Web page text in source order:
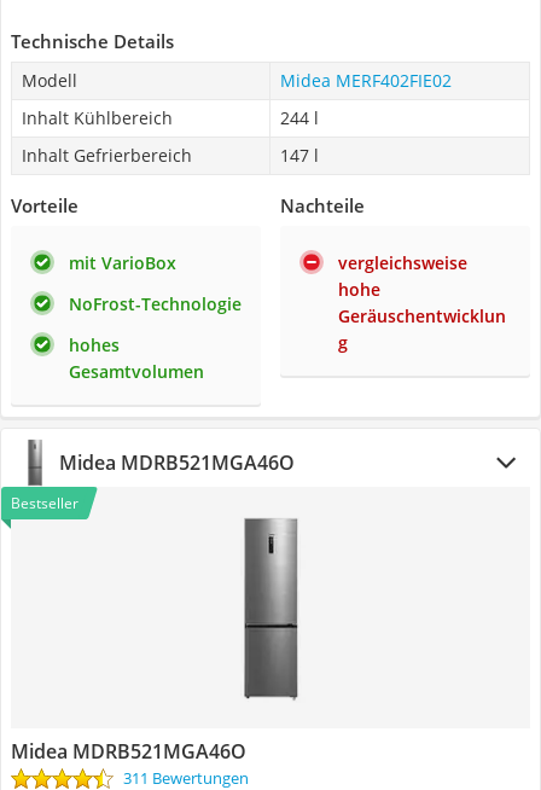
Technische Details
Modell
Midea MERF402FIE02
Inhalt Kühlbereich
244 l
Inhalt Gefrierbereich
147 l
Vorteile
mit VarioBox
NoFrost-Technologie
hohes
Gesamtvolumen
Nachteile
vergleichsweise
hohe
Geräuschentwicklun
g
Midea MDRB521MGA46O
Bestseller
Midea MDRB521MGA46O
311 Bewertungen